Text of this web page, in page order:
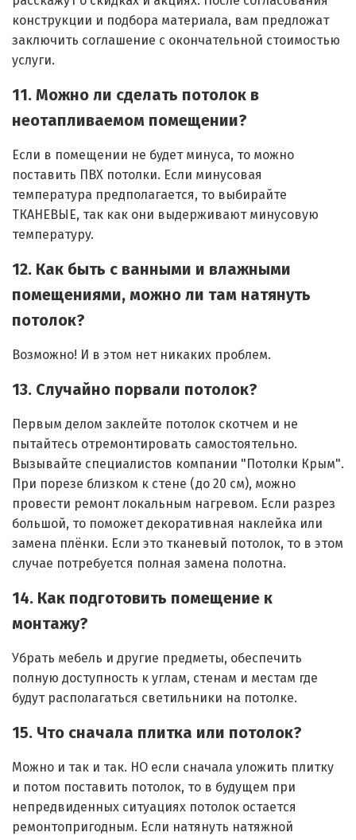
конструкции и подбора материала, вам предложат
заключить соглашение с окончательной стоимостью
услуги.
11. Можно ли сделать потолок в
неотапливаемом помещении?
Если в помещении не будет минуса, то можно
поставить ПВХ потолки. Если минусовая
температура предполагается, то выбирайте
ТКАНЕВЫЕ, так как они выдерживают минусовую
температуру.
12. Как быть с ванными и влажными
помещениями, можно ли там натянуть
потолок?
Возможно! И в этом нет никаких проблем.
13. Случайно порвали потолок?
Первым делом заклейте потолок скотчем и не
пытайтесь отремонтировать самостоятельно.
Вызывайте специалистов компании "Потолки Крым".
При порезе близком к стене (до 20 см), можно
провести ремонт локальным нагревом. Если разрез
большой, то поможет декоративная наклейка или
замена плёнки. Если это тканевый потолок, то в этом
случае потребуется полная замена полотна.
14. Как подготовить помещение к
монтажу?
Убрать мебель и другие предметы, обеспечить
полную доступность к углам, стенам и местам где
будут располагаться светильники на потолке.
15. Что сначала плитка или потолок?
Можно и так и так. НО если сначала уложить плитку
и потом поставить потолок, то в будущем при
непредвиденных ситуациях потолок остается
ремонтопригодным. Если натянуть натяжной